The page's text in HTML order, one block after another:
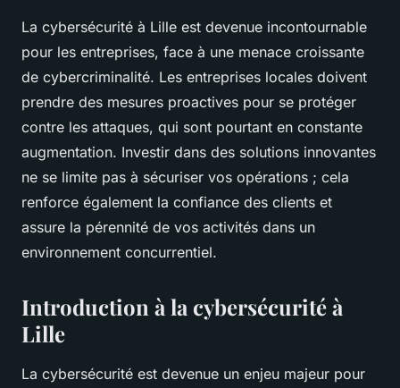
La cybersécurité à Lille est devenue incontournable
pour les entreprises, face à une menace croissante
de cybercriminalité. Les entreprises locales doivent
prendre des mesures proactives pour se protéger
contre les attaques, qui sont pourtant en constante
augmentation. Investir dans des solutions innovantes
ne se limite pas à sécuriser vos opérations ; cela
renforce également la confiance des clients et
assure la pérennité de vos activités dans un
environnement concurrentiel.
Introduction à la cybersécurité à
Lille
La cybersécurité est devenue un enjeu majeur pour